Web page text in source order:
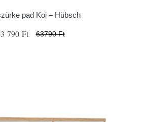
pad Koi – Hübsch
790 Ft 63790 Ft